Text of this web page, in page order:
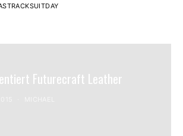
Futurecraft Leather